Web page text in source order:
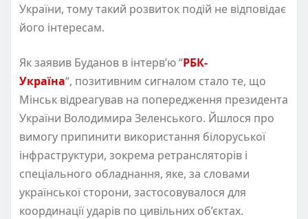
України, тому такий розвиток подій не відповідає
його інтересам.
Як заявив Буданов в інтервʼю “РБК-
Україна“, позитивним сигналом стало те, що
Мінськ відреагував на попередження президента
України Володимира Зеленського. Йшлося про
вимогу припинити використання білоруської
інфраструктури, зокрема ретрансляторів і
спеціального обладнання, яке, за словами
української сторони, застосовувалося для
координації ударів по цивільних об’єктах.